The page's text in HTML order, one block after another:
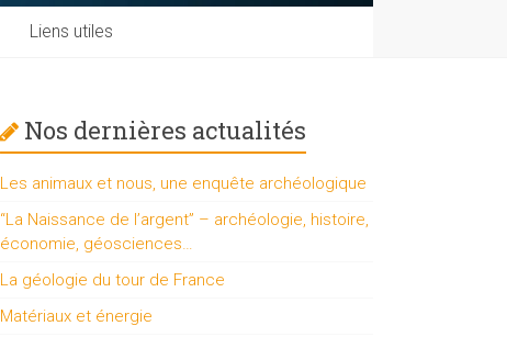
Liens utiles
Nos dernières actualités
Les animaux et nous, une enquête archéologique
“La Naissance de l’argent” – archéologie, histoire,
économie, géosciences…
La géologie du tour de France
Matériaux et énergie